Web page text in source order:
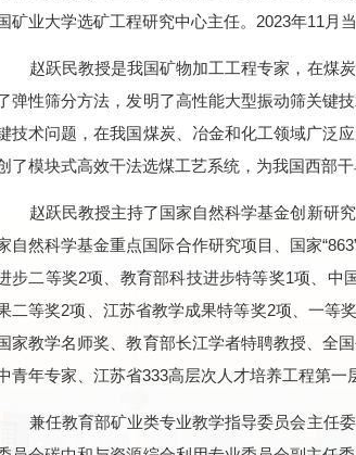
矿业大学选矿工程研究中心主任。2023年11月
赵跃民教授是我国矿物加工工程专家，在煤
弹性筛分方法，发明了高性能大型振动筛关键
技术问题，在我国煤炭、冶金和化工领域广泛
了模块式高效干法选煤工艺系统，为我国西部
赵跃民教授主持了国家自然科学基金创新研
自然科学基金重点国际合作研究项目、国家
步二等奖2项、教育部科技进步特等奖1项、中
二等奖2项、江苏省教学成果特等奖2项、一等
家教学名师奖、教育部长江学者特聘教授、全
青年专家、江苏省333高层次人才培养工程第一
兼任教育部矿业类专业教学指导委员会主任